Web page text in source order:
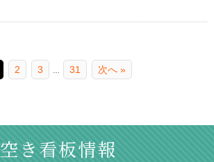
2 3 31 次へ »
空き看板情報